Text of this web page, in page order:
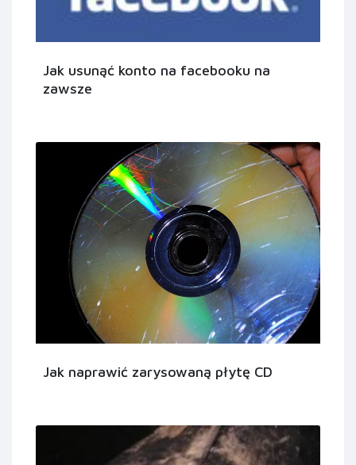
Jak usunąć konto na facebooku na
zawsze
Jak naprawić zarysowaną płytę CD